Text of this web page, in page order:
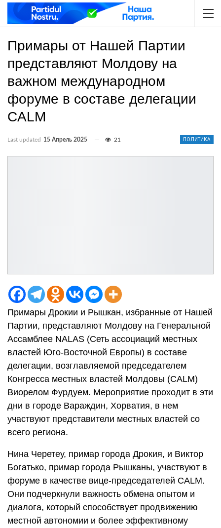
Примары от Нашей Партии
представляют Молдову на
важном международном
форуме в составе делегации
CALM
ПОЛИТИКА
Last updated 15 Апрель 2025 21
Примары Дрокии и Рышкан, избранные от Нашей
Партии, представляют Молдову на Генеральной
Ассамблее NALAS (Сеть ассоциаций местных
властей Юго-Восточной Европы) в составе
делегации, возглавляемой председателем
Конгресса местных властей Молдовы (CALM)
Виорелом Фурдуем. Мероприятие проходит в эти
дни в городе Вараждин, Хорватия, в нем
участвуют представители местных властей со
всего региона.
Нина Черетеу, примар города Дрокия, и Виктор
Богатько, примар города Рышканы, участвуют в
форуме в качестве вице-председателей CALM.
Они подчеркнули важность обмена опытом и
диалога, который способствует продвижению
местной автономии и более эффективному